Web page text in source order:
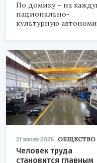
По домику – на
национально-
культурную
21 июля 2026 ОБЩЕСТВО
Человек труда
становится главным